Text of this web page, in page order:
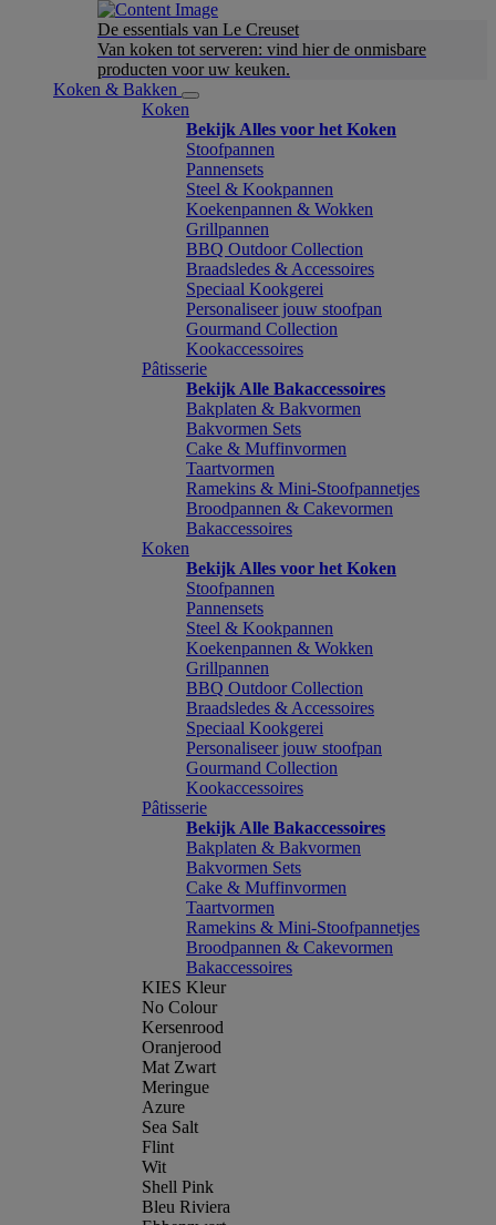
De essentials van Le Creuset
Van koken tot serveren: vind hier de onmisbare
producten voor uw keuken.
Koken & Bakken
Koken
Bekijk Alles voor het Koken
Stoofpannen
Pannensets
Steel & Kookpannen
Koekenpannen & Wokken
Grillpannen
BBQ Outdoor Collection
Braadsledes & Accessoires
Speciaal Kookgerei
Personaliseer jouw stoofpan
Gourmand Collection
Kookaccessoires
Pâtisserie
Bekijk Alle Bakaccessoires
Bakplaten & Bakvormen
Bakvormen Sets
Cake & Muffinvormen
Taartvormen
Ramekins & Mini-Stoofpannetjes
Broodpannen & Cakevormen
Bakaccessoires
Koken
Bekijk Alles voor het Koken
Stoofpannen
Pannensets
Steel & Kookpannen
Koekenpannen & Wokken
Grillpannen
BBQ Outdoor Collection
Braadsledes & Accessoires
Speciaal Kookgerei
Personaliseer jouw stoofpan
Gourmand Collection
Kookaccessoires
Pâtisserie
Bekijk Alle Bakaccessoires
Bakplaten & Bakvormen
Bakvormen Sets
Cake & Muffinvormen
Taartvormen
Ramekins & Mini-Stoofpannetjes
Broodpannen & Cakevormen
Bakaccessoires
KIES Kleur
No Colour
Kersenrood
Oranjerood
Mat Zwart
Meringue
Azure
Sea Salt
Flint
Wit
Shell Pink
Bleu Riviera